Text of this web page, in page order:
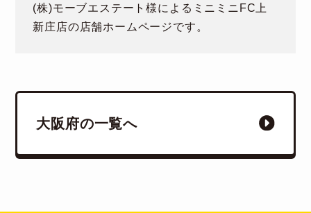
(株)モーブエステート様によるミニミニFC上
新庄店の店舗ホームページです。
大阪府の一覧へ